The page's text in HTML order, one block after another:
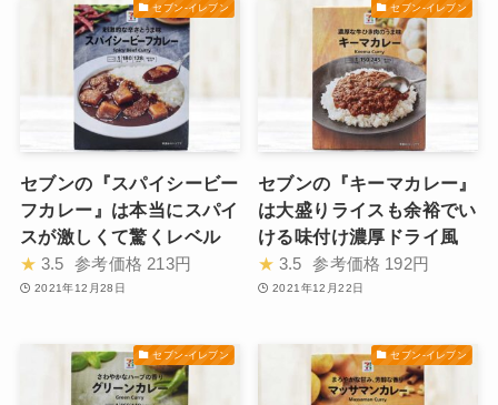
セブン-イレブン
セブンの『スパイシービー
フカレー』は本当にスパイ
スが激しくて驚くレベル
★ 3.5 参考価格 213円
2021年12月28日
セブン-イレブン
セブンの『キーマカレー』
は大盛りライスも余裕でい
ける味付け濃厚ドライ風
★ 3.5 参考価格 192円
2021年12月22日
セブン-イレブン セブン-イレブン